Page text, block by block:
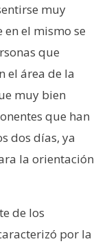
muy
en el mismo se
que
el área de la
muy bien
que han
dos días, ya
la orientación
de los
por la